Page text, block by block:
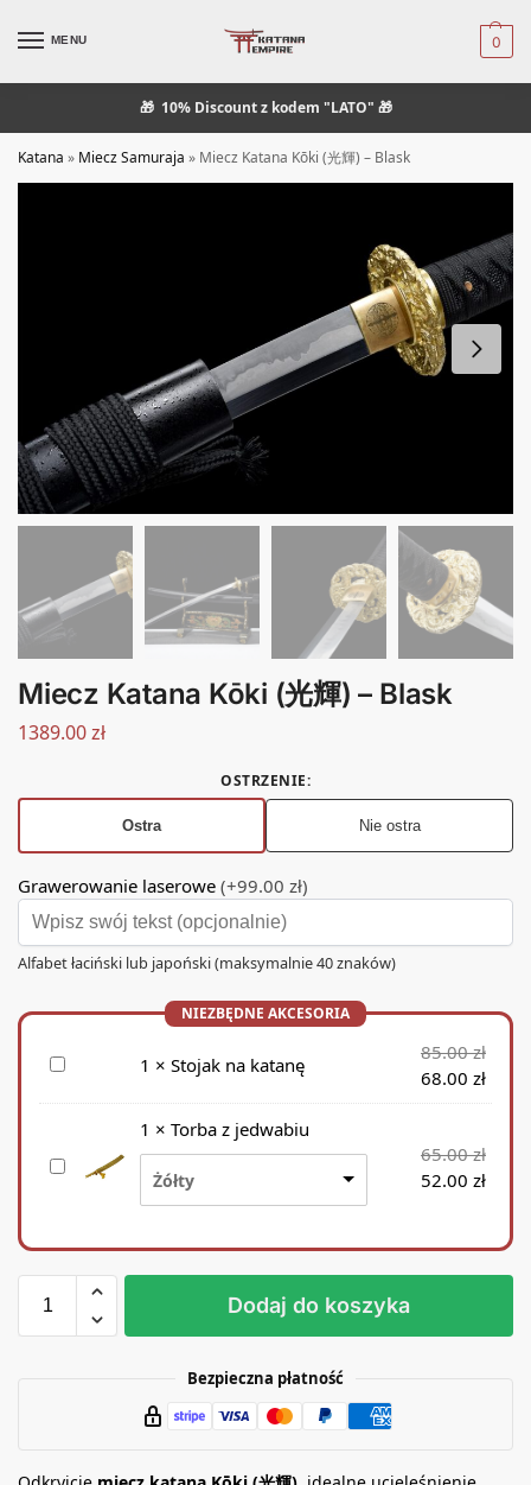
MENU 0
🎁 10% Discountz kodem "LATO" 🎁
Katana » Miecz Samuraja » Miecz Katana Kōki (光輝) – Blask
Miecz Katana Kōki (光輝) – Blask
1389.00zł
OSTRZENIE:
Ostra Nie ostra
Grawerowanie laserowe (+99.00 zł)
Alfabet łaciński lub japoński (maksymalnie 40 znaków)
S
a
a
k
a
1 × Stojak na katanę
85.00zł
68.00 zł
T
b
a
z
i
1 × Torba z jedwabiu
Żółty
65.00zł
52.00 zł
Dodaj do koszyka
Bezpieczna płatność